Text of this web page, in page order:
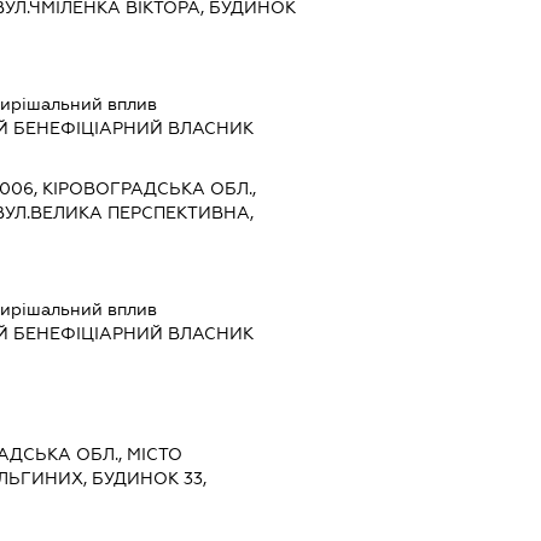
ВІКТОРА, БУДИНОК
вплив
БЕНЕФІЦІАРНИЙ ВЛАСНИК
КІРОВОГРАДСЬКА ОБЛ.,
ПЕРСПЕКТИВНА,
вплив
БЕНЕФІЦІАРНИЙ ВЛАСНИК
ОБЛ., МІСТО
БУДИНОК 33,